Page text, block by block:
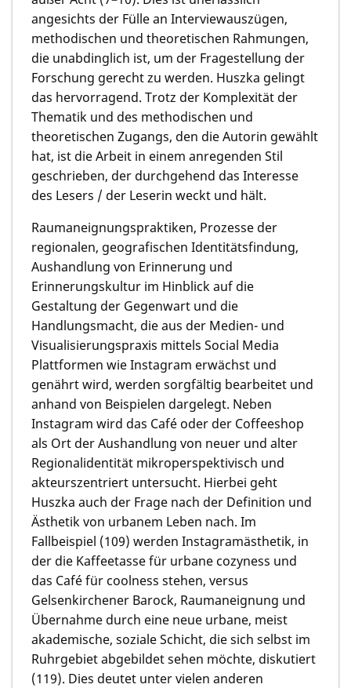
angesichts der Fülle an Interviewauszügen,
methodischen und theoretischen Rahmungen,
die unabdinglich ist, um der Fragestellung der
Forschung gerecht zu werden. Huszka gelingt
das hervorragend. Trotz der Komplexität der
Thematik und des methodischen und
theoretischen Zugangs, den die Autorin gewählt
hat, ist die Arbeit in einem anregenden Stil
geschrieben, der durchgehend das Interesse
des Lesers / der Leserin weckt und hält.
Raumaneignungspraktiken, Prozesse der
regionalen, geografischen Identitätsfindung,
Aushandlung von Erinnerung und
Erinnerungskultur im Hinblick auf die
Gestaltung der Gegenwart und die
Handlungsmacht, die aus der Medien- und
Visualisierungspraxis mittels Social Media
Plattformen wie Instagram erwächst und
genährt wird, werden sorgfältig bearbeitet und
anhand von Beispielen dargelegt. Neben
Instagram wird das Café oder der Coffeeshop
als Ort der Aushandlung von neuer und alter
Regionalidentität mikroperspektivisch und
akteurszentriert untersucht. Hierbei geht
Huszka auch der Frage nach der Definition und
Ästhetik von urbanem Leben nach. Im
Fallbeispiel (109) werden Instagramästhetik, in
der die Kaffeetasse für urbane cozyness und
das Café für coolness stehen, versus
Gelsenkirchener Barock, Raumaneignung und
Übernahme durch eine neue urbane, meist
akademische, soziale Schicht, die sich selbst im
Ruhrgebiet abgebildet sehen möchte, diskutiert
(119). Dies deutet unter vielen anderen